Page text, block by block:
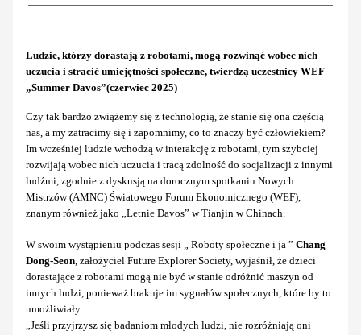
Ludzie, którzy dorastają z robotami, mogą rozwinąć wobec nich
uczucia i stracić umiejętności społeczne, twierdzą uczestnicy WEF
„Summer Davos”(czerwiec 2025)
Czy tak bardzo zwiążemy się z technologią, że stanie się ona częścią
nas, a my zatracimy się i zapomnimy, co to znaczy być człowiekiem?
Im wcześniej ludzie wchodzą w interakcję z robotami, tym szybciej
rozwijają wobec nich uczucia i tracą zdolność do socjalizacji z innymi
ludźmi, zgodnie z dyskusją na dorocznym spotkaniu Nowych
Mistrzów (AMNC) Światowego Forum Ekonomicznego (WEF),
znanym również jako „Letnie Davos” w Tianjin w Chinach.
W swoim wystąpieniu podczas sesji „ Roboty społeczne i ja ” Chang
Dong-Seon, założyciel Future Explorer Society, wyjaśnił, że dzieci
dorastające z robotami mogą nie być w stanie odróżnić maszyn od
innych ludzi, ponieważ brakuje im sygnałów społecznych, które by to
umożliwiały.
„Jeśli przyjrzysz się badaniom młodych ludzi, nie rozróżniają oni